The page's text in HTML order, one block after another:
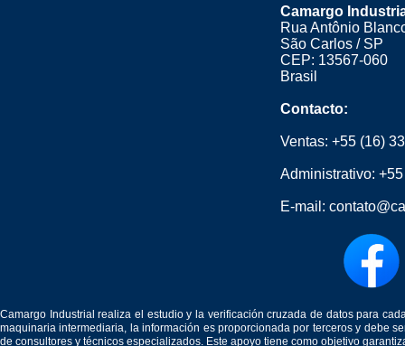
Camargo
Rua Antônio
São Carlos / SP
CEP: 13567-060
Brasil
Contacto:
Ventas: +55 (16)
Administrativo:
E-mail:
Camargo Industrial realiza el estudio y la verificación cruzada de datos para
maquinaria intermediaria, la información es proporcionada por terceros y debe
de consultores y técnicos especializados. Este apoyo tiene como objetivo